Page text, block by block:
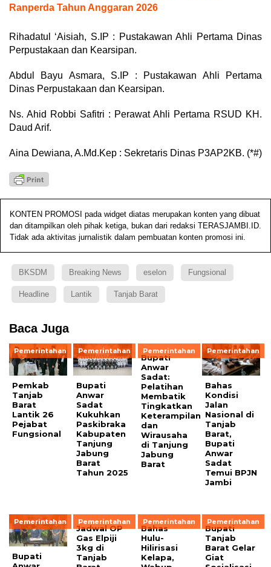
Ranperda Tahun Anggaran 2026
Rihadatul ‘Aisiah, S.IP : Pustakawan Ahli Pertama Dinas
Perpustakaan dan Kearsipan.
Abdul Bayu Asmara, S.IP : Pustakawan Ahli Pertama
Dinas Perpustakaan dan Kearsipan.
Ns. Ahid Robbi Safitri : Perawat Ahli Pertama RSUD KH.
Daud Arif.
Aina Dewiana, A.Md.Kep : Sekretaris Dinas P3AP2KB. (*#)
KONTEN PROMOSI pada widget diatas merupakan konten yang dibuat
dan ditampilkan oleh pihak ketiga, bukan dari redaksi TERASJAMBI.ID.
Tidak ada aktivitas jurnalistik dalam pembuatan konten promosi ini.
BKSDM Breaking News eselon Fungsional
Headline Lantik Tanjab Barat
Baca Juga
Pemerintahan
Pemkab
Tanjab
Barat
Lantik 26
Pejabat
Fungsional
Pemerintahan
Bupati
Anwar
Sadat
Kukuhkan
Paskibraka
Kabupaten
Tanjung
Jabung
Barat
Tahun 2025
Pemerintahan
Bupati
Anwar
Sadat:
Pelatihan
Membatik
Tingkatkan
Keterampilan
dan
Wirausaha
di Tanjung
Jabung
Barat
Pemerintahan
Bahas
Kondisi
Jalan
Nasional di
Tanjab
Barat,
Bupati
Anwar
Sadat
Temui BPJN
Jambi
Pemerintahan
Bupati
Pemerintahan
Jadwal OP
Gas Elpiji
3kg di
Tanjab
Pemerintahan
Bahas
Hulu-
Hilirisasi
Kelapa,
Pemerintahan
Bupati
Tanjab
Barat Gelar
Giat